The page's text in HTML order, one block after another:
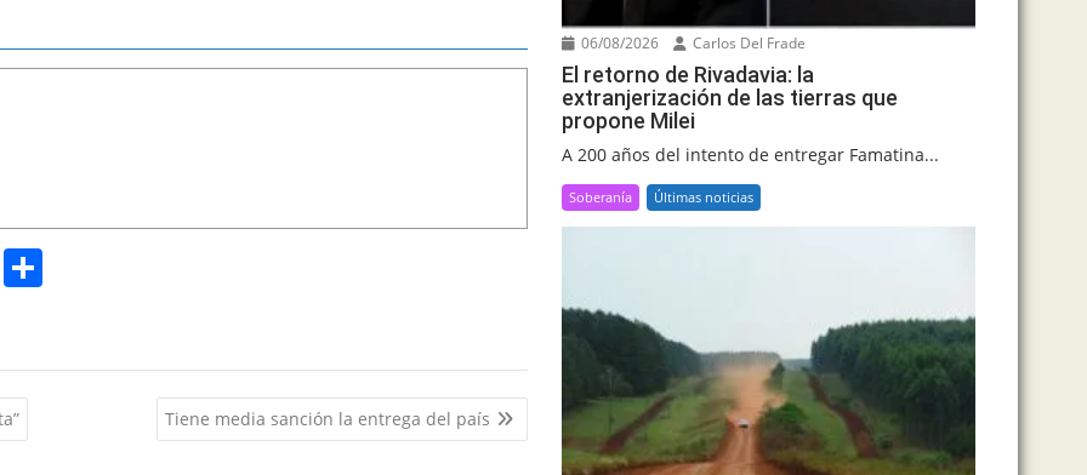
Pr
e
Tiene media sanción la entrega del país
06/08/2026 Carlos Del Frade
El retorno de Rivadavia: la
extranjerización de las tierras que
propone Milei
A 200 años del intento de entregar Famatina...
Soberanía Últimas noticias